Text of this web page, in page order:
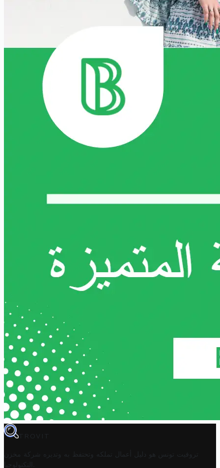
TROVIT
تروفيت تونس هو دليل أعمال تملكه وتحتفظ به وتديره
شركة مخزن
التكنولوجيا